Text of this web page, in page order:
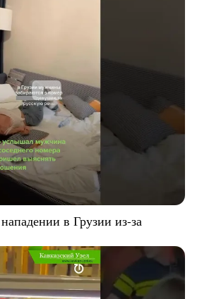
в Грузии из-за